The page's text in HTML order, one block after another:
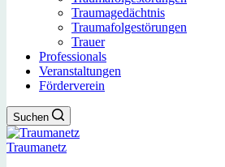
Traumagedächtnis
Traumafolgestörungen
Trauer
Professionals
Veranstaltungen
Förderverein
Suchen
Traumanetz